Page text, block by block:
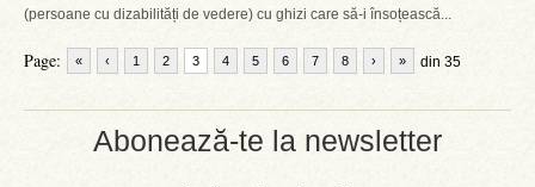
Abonează-te la newsletter
(persoane cu dizabilități de vedere) cu ghizi care să-i însoțească...
Page: « ‹ 1 2 3 4 5 6 7 8 din 35
› »